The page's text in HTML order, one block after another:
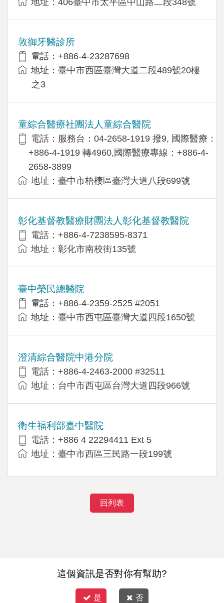
敦御牙醫診所
電話：+886-4-23287698
地址：臺中市西區臺灣大道二段489號20樓
之3
童綜合醫療社團法人童綜合醫院
電話：服務台：04-2658-1919 撥9, 國際醫療：
+886-4-1919 轉4960,國際醫療專線：+886-4-
2658-3899
地址：臺中市梧棲區臺灣大道八段699號
彰化基督教醫療財團法人彰化基督教醫院
電話：+886-4-7238595-8371
地址：彰化市南校街135號
臺中榮民總醫院
電話：+886-4-2359-2525 #2051
地址：臺中市西屯區臺灣大道四段1650號
澄清綜合醫院中港分院
電話：+886-4-2463-2000 #32511
地址：台中市西屯區台灣大道四段966號
衛生福利部臺中醫院
電話：+886 4 22294411 Ext 5
地址：臺中市西區三民路一段199號
回列表
這個資訊是否對你有幫助?
是 否